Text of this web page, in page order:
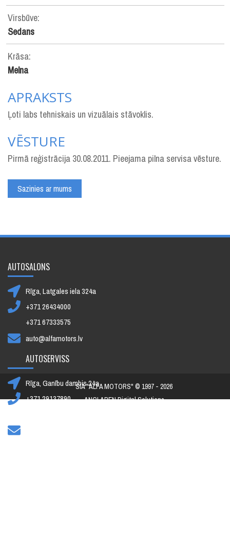
Virsbūve:
Sedans
Krāsa:
Melna
APRAKSTS
Ļoti labs tehniskais un vizuālais stāvoklis.
VĒSTURE
Pirmā reģistrācija 30.08.2011. Pieejama pilna servisa vēsture.
Sazinies ar mums
AUTOSALONS
Rīga, Latgales iela 324a
+371 26434000
+371 67333575
auto@alfamotors.lv
AUTOSERVISS
Rīga, Ganību dambis 24a
+371 29137890
SIA "ALFA MOTORS" © 1997 - 2026
ANCLAREN Digital Solutions